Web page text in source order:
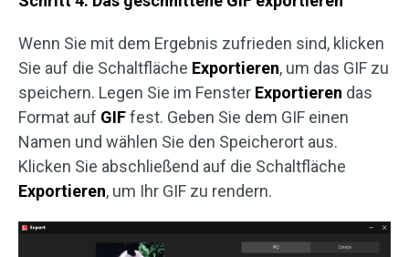
Wenn Sie mit dem Ergebnis zufrieden sind, klicken
Sie auf die Schaltfläche Exportieren, um das GIF zu
speichern. Legen Sie im Fenster Exportieren das
Format auf GIFfest. Geben Sie dem GIF einen
Namen und wählen Sie den Speicherort aus.
Klicken Sie abschließend auf die Schaltfläche
Exportieren, um Ihr GIF zu rendern.